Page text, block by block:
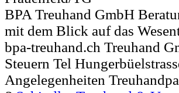
BPA Treuhand GmbH
mit dem Blick auf das
bpa-treuhand.ch Treuhand
Steuern Tel
Angelegenheiten